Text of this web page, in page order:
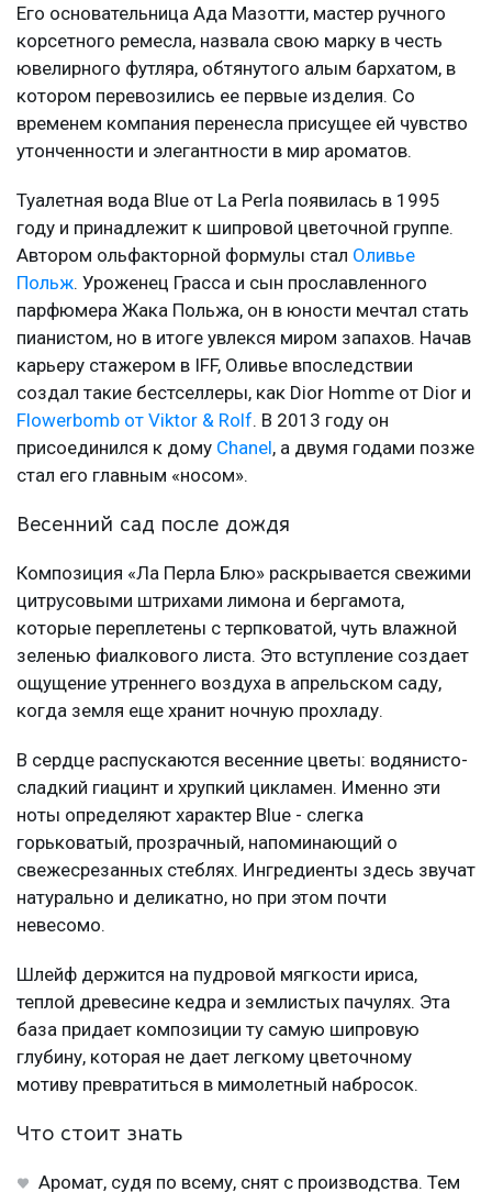
Его основательница Ада Мазотти, мастер ручного
корсетного ремесла, назвала свою марку в честь
ювелирного футляра, обтянутого алым бархатом, в
котором перевозились ее первые изделия. Со
временем компания перенесла присущее ей чувство
утонченности и элегантности в мир ароматов.
Туалетная вода Blue от La Perla появилась в 1995
году и принадлежит к шипровой цветочной группе.
Автором ольфакторной формулы стал Оливье
Польж. Уроженец Грасса и сын прославленного
парфюмера Жака Польжа, он в юности мечтал стать
пианистом, но в итоге увлекся миром запахов. Начав
карьеру стажером в IFF, Оливье впоследствии
создал такие бестселлеры, как Dior Homme от Dior и
Flowerbomb от Viktor & Rolf. В 2013 году он
присоединился к дому Chanel, а двумя годами позже
стал его главным «носом».
Весенний сад после дождя
Композиция «Ла Перла Блю» раскрывается свежими
цитрусовыми штрихами лимона и бергамота,
которые переплетены с терпковатой, чуть влажной
зеленью фиалкового листа. Это вступление создает
ощущение утреннего воздуха в апрельском саду,
когда земля еще хранит ночную прохладу.
В сердце распускаются весенние цветы: водянисто-
сладкий гиацинт и хрупкий цикламен. Именно эти
ноты определяют характер Blue - слегка
горьковатый, прозрачный, напоминающий о
свежесрезанных стеблях. Ингредиенты здесь звучат
натурально и деликатно, но при этом почти
невесомо.
Шлейф держится на пудровой мягкости ириса,
теплой древесине кедра и землистых пачулях. Эта
база придает композиции ту самую шипровую
глубину, которая не дает легкому цветочному
мотиву превратиться в мимолетный набросок.
Что стоит знать
Аромат, судя по всему, снят с производства. Тем